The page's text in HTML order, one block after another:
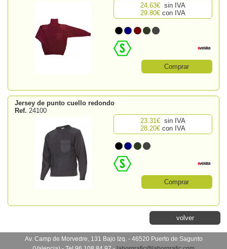
24.63€ sin IVA
29.80€ con IVA
Comprar
Jersey de punto cuello redondo
Ref. 24100
23.31€ sin IVA
28.20€ con IVA
Comprar
volver
Av. Camp de Morvedre, 131 Bajo Izq. - 46520 Puerto de Sagunto